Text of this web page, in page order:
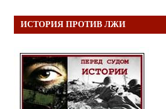
ИСТОРИЯ ПРОТИВ ЛЖИ